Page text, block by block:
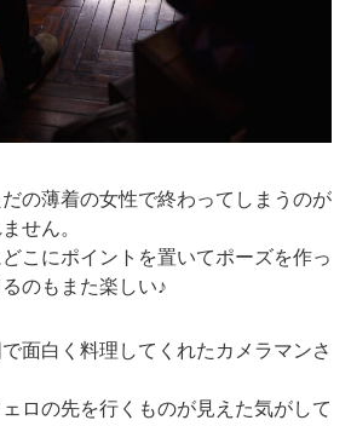
の薄着の女性で終わってしまうのが
せん。
こにポイントを置いてポーズを作っ
のもまた楽しい♪
面白く料理してくれたカメラマンさ
ロの先を行くものが見えた気がして